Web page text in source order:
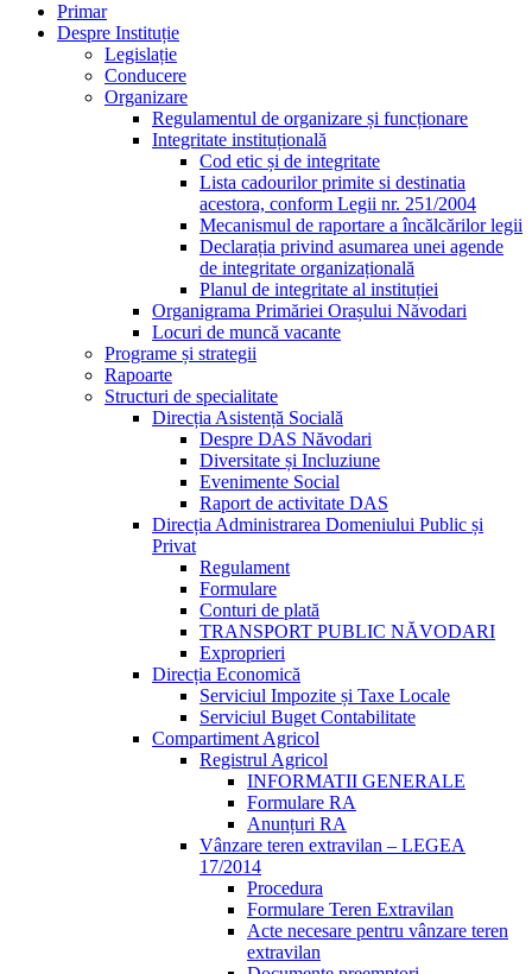
Primar
Despre Instituție
Legislație
Conducere
Organizare
Regulamentul de organizare și funcționare
Integritate instituțională
Cod etic și de integritate
Lista cadourilor primite si destinatia
acestora, conform Legii nr. 251/2004
Mecanismul de raportare a încălcărilor legii
Declarația privind asumarea unei agende
de integritate organizațională
Planul de integritate al instituției
Organigrama Primăriei Orașului Năvodari
Locuri de muncă vacante
Programe și strategii
Rapoarte
Structuri de specialitate
Direcția Asistență Socială
Despre DAS Năvodari
Diversitate și Incluziune
Evenimente Social
Raport de activitate DAS
Direcția Administrarea Domeniului Public și
Privat
Regulament
Formulare
Conturi de plată
TRANSPORT PUBLIC NĂVODARI
Exproprieri
Direcția Economică
Serviciul Impozite și Taxe Locale
Serviciul Buget Contabilitate
Compartiment Agricol
Registrul Agricol
INFORMATII GENERALE
Formulare RA
Anunțuri RA
Vânzare teren extravilan – LEGEA
17/2014
Procedura
Formulare Teren Extravilan
Acte necesare pentru vânzare teren
extravilan